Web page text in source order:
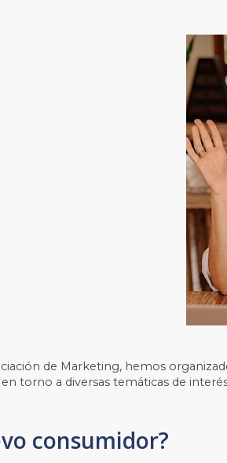
de Marketing, hemos
en torno a diversas temáticas de
consumidor?